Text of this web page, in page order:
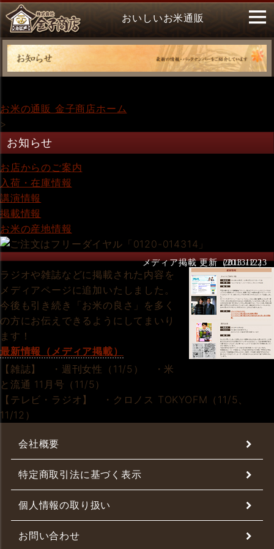
おいしいお米通販
お米の通販 金子商店ホーム
>
お知らせ
お店からのご案内
入荷・在庫情報
講演情報
掲載情報
お米の産地情報
メディア掲載 更新（2013/12）
2013.12.23
ラジオや雑誌などに掲載された内容を
メディアページに追加いたしました。
今後も引き続き「お米の良さ」を多く
の方にお伝えできるようにしてまいり
ます！
最新情報（メディア掲載）
【雑誌】 ・週刊女性（11/5） ・米
と流通 11月号（11/5）
【テレビ・ラジオ】 ・クロノス TOKYOFM（11/5、
11/12）
会社概要
特定商取引法に基づく表示
個人情報の取り扱い
お問い合わせ